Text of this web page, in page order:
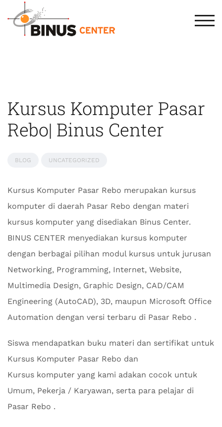
Kursus Komputer Pasar
Rebo| Binus Center
BLOG UNCATEGORIZED
Kursus Komputer Pasar Rebo merupakan kursus
komputer di daerah Pasar Rebo dengan materi
kursus komputer yang disediakan Binus Center.
BINUS CENTER menyediakan kursus komputer
dengan berbagai pilihan modul kursus untuk jurusan
Networking, Programming, Internet, Website,
Multimedia Design, Graphic Design, CAD/CAM
Engineering (AutoCAD), 3D, maupun Microsoft Office
Automation dengan versi terbaru di Pasar Rebo .
Siswa mendapatkan buku materi dan sertifikat untuk
Kursus Komputer Pasar Rebo dan
Kursus komputer yang kami adakan cocok untuk
Umum, Pekerja / Karyawan, serta para pelajar di
Pasar Rebo .